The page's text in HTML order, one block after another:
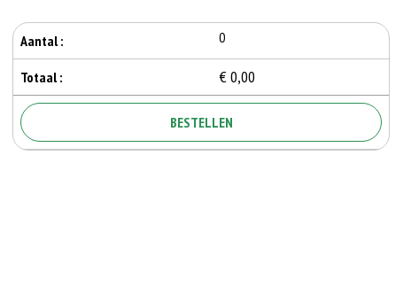
Aantal : 0
Totaal : € 0,00
BESTELLEN